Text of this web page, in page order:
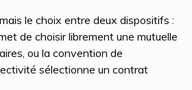
le choix entre deux dispositifs :
de choisir librement une mutuelle
ou la convention de
sélectionne un contrat